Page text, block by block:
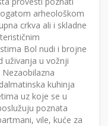
arheološkom
crkva ali i skladne
Bol nudi i brojne
uživanja u vožnji
kuhinja
uz koje se u
poznata
vile, kuće za